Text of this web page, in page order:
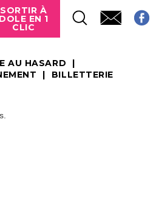
SORTIR À
DOLE EN 1
CLIC
AU HASARD
BILLETTERIE